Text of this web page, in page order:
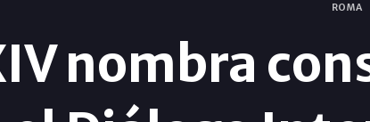
ROMA
nombra